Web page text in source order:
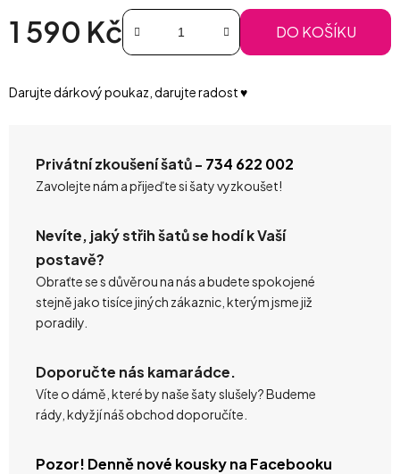
1 590 Kč DO KOŠÍKU
Darujte dárkový poukaz, darujte radost ♥️
Privátní zkoušení šatů - 734 622 002
Zavolejte nám a přijeďte si šaty vyzkoušet!
Nevíte, jaký střih šatů se hodí k Vaší
postavě?
Obraťte se s důvěrou na nás a budete spokojené
stejně jako tisíce jiných zákaznic, kterým jsme již
poradily.
Doporučte nás kamarádce.
Víte o dámě, které by naše šaty slušely? Budeme
rády, když jí náš obchod doporučíte.
Pozor! Denně nové kousky na Facebooku